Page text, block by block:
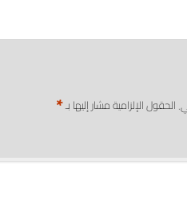
الحقول الإلزامية مشار إليها بـ*